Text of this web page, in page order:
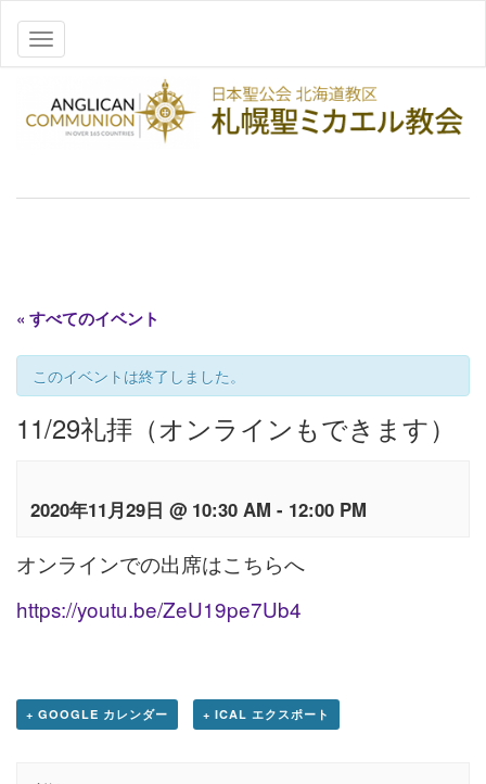
ナビゲーションを切り替え
« すべてのイベント
このイベントは終了しました。
11/29礼拝（オンラインもできます）
2020年11月29日 @ 10:30 AM - 12:00 PM
オンラインでの出席はこちらへ
https://youtu.be/ZeU19pe7Ub4
+ GOOGLE カレンダー + ICAL エクスポート